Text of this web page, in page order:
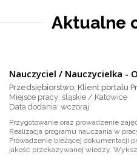
Aktualne
Nauczyciel / Nauczycielka -
Przedsiębiorstwo: Klient portalu
Miejsce pracy: śląskie / Katowice
wczoraj
Przygotowanie oraz prowadzenie
Realizacja programu nauczania w
Prowadzenie bieżącej dokumentacji
jakość przekazywanej wiedzy.